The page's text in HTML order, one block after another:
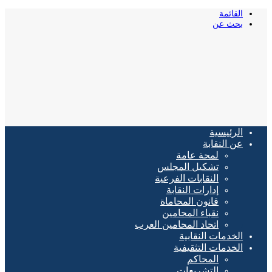
القائمة
بحث عن
الرئيسية
عن النقابة
لمحة عامة
تشكيل المجلس
النقابات الفرعية
إدارات النقابة
قانون المحاماة
نقباء المحامين
اتحاد المحامين العرب
الخدمات النقابية
الخدمات التثقيفية
المحاكم